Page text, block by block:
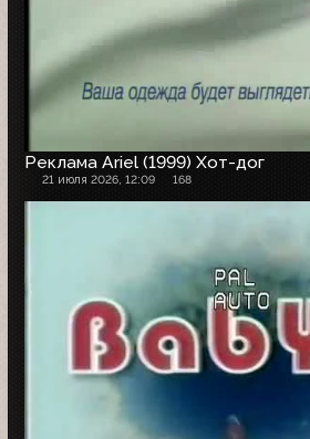
Реклама Ariel (1999) Хот-дог
21 июля 2026, 12:09 168